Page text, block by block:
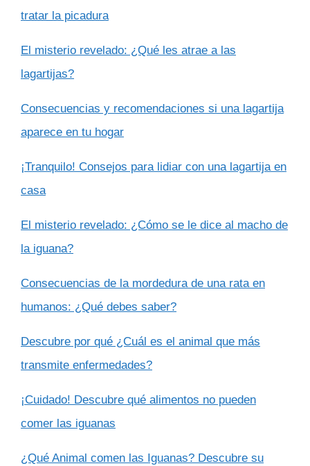
tratar la picadura
El misterio revelado: ¿Qué les atrae a las
lagartijas?
Consecuencias y recomendaciones si una lagartija
aparece en tu hogar
¡Tranquilo! Consejos para lidiar con una lagartija en
casa
El misterio revelado: ¿Cómo se le dice al macho de
la iguana?
Consecuencias de la mordedura de una rata en
humanos: ¿Qué debes saber?
Descubre por qué ¿Cuál es el animal que más
transmite enfermedades?
¡Cuidado! Descubre qué alimentos no pueden
comer las iguanas
¿Qué Animal comen las Iguanas? Descubre su